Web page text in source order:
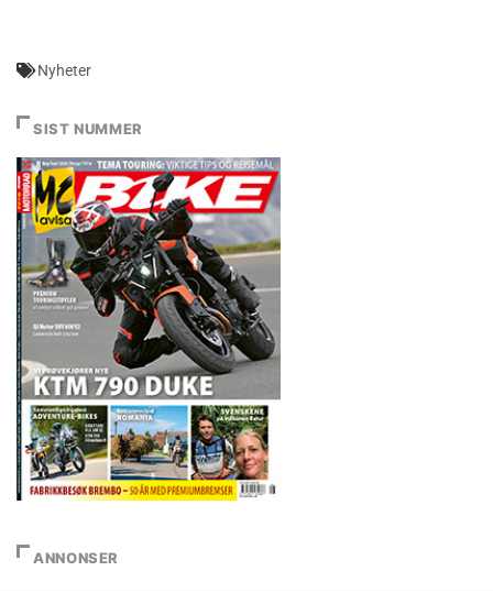
Nyheter
SIST NUMMER
ANNONSER